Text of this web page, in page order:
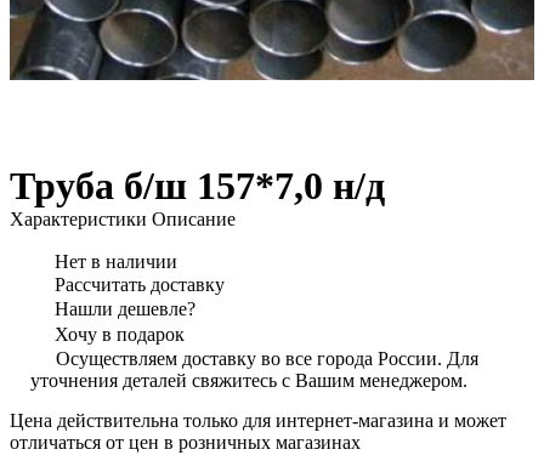
Труба б/ш 157*7,0 н/д
Характеристики Описание
Нет в наличии
Рассчитать доставку
Нашли дешевле?
Хочу в подарок
Осуществляем доставку во все города России. Для
уточнения деталей свяжитесь с Вашим менеджером.
Цена действительна только для интернет-магазина и может
отличаться от цен в розничных магазинах